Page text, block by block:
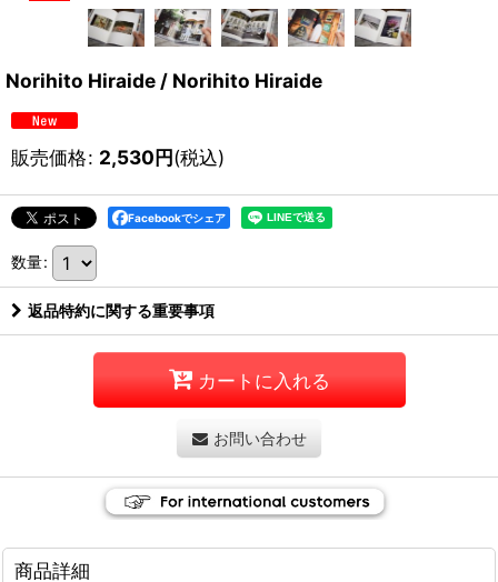
Norihito Hiraide / Norihito Hiraide
販売価格: 2,530円(税込)
Facebookでシェア
数量:
返品特約に関する重要事項
カートに入れる
お問い合わせ
商品詳細